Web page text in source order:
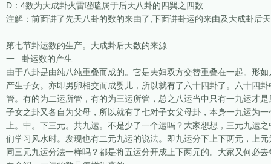
D：4数为大成卦火雷唑嗑属于后天八卦的四巽之四数
注解：前面讲了先天八卦的数的来由了,下面讲卦运的来由及大成卦后
第七节卦运数的生产。大成卦后天数的来源
一 卦运数的产生
由于八卦是由纯八纯重叠而成的。它是夫妇双方交替重叠在一起。形
产生子女。亦即男卵相交而成婴儿，所以就有了六十四卦了。六十四
管。有的为二运所管，有的为三运所管，总之八运当中只有一九运才
子女之卦又各自为父母，所以就有了七对子女父母卦，本身一九运为
上。中。下三元。共九运。不是少了一个运吗？大家想想，三元九运
们学习风水时。发现也有二元九运的说法。即九运分下上下两元，上
同三元九运分法一样吗？都是将五运分开成上下两元的。大家又何必